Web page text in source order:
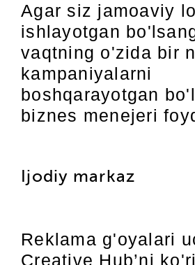
Agar siz jamoaviy
ishlayotgan
vaqtning o'zida bir
kampaniyalarni
boshqarayotgan
biznes menejeri
Ijodiy markaz
Reklama g'oyalari
Creative Hub’ni